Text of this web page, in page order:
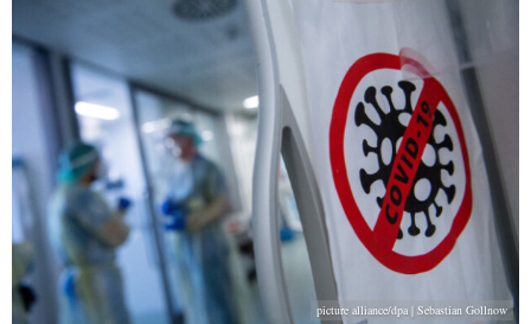
picture alliance/dpa | Sebastian Gollnow